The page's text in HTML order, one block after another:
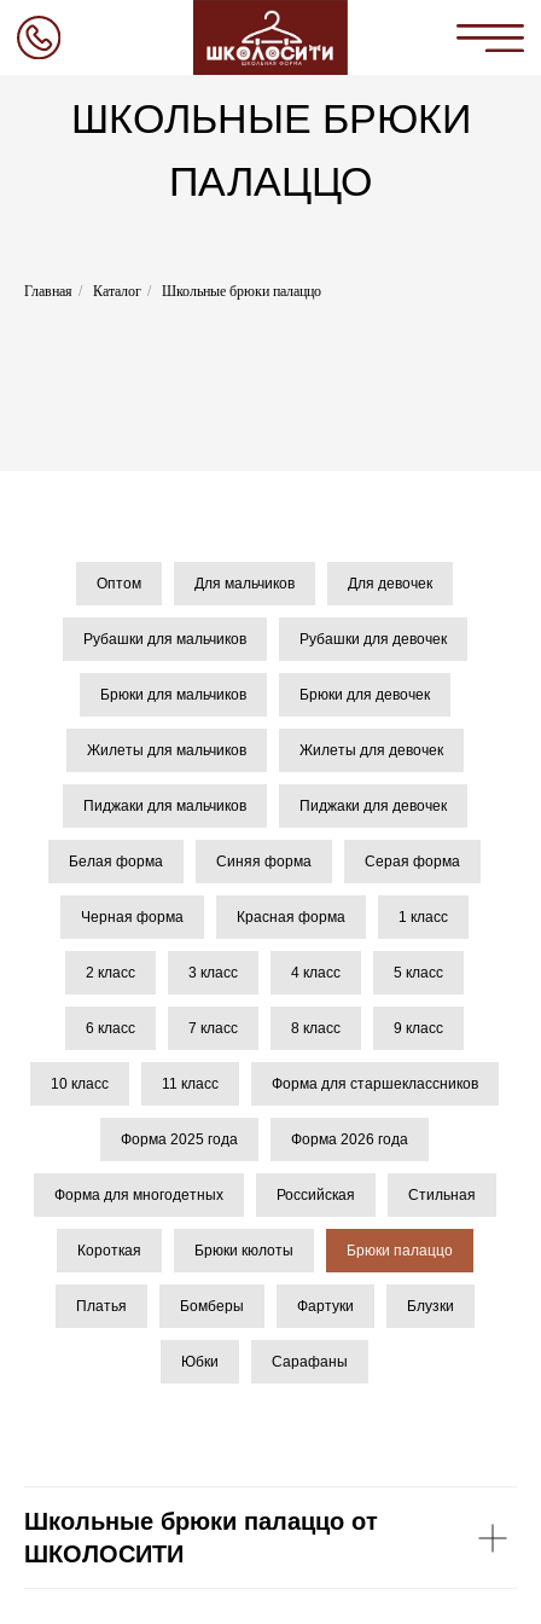
Главная Коллекции О нас
ШКОЛЬНЫЕ БРЮКИ
ПАЛАЦЦО
Главная / Каталог / Школьные брюки палаццо
Оптом Для мальчиков Для девочек
Рубашки для мальчиков Рубашки для девочек
Брюки для мальчиков Брюки для девочек
Жилеты для мальчиков Жилеты для девочек
Пиджаки для мальчиков Пиджаки для девочек
Белая форма Синяя форма Серая форма
Черная форма Красная форма 1 класс
2 класс 3 класс 4 класс 5 класс
6 класс 7 класс 8 класс 9 класс
10 класс 11 класс Форма для старшеклассников
Форма 2025 года Форма 2026 года
Форма для многодетных Российская Стильная
Короткая Брюки кюлоты Брюки палаццо
Платья Бомберы Фартуки Блузки
Юбки Сарафаны
Школьные брюки палаццо от
ШКОЛОСИТИ